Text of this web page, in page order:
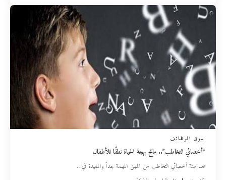
سوق الوظائف
“أخصائي التخاطب”.. مانح بهجة الحياة نطقًا للأطفال
تعد مهنة أخصائي التخاطب من المهن المهمة جداً والمفيدة في…